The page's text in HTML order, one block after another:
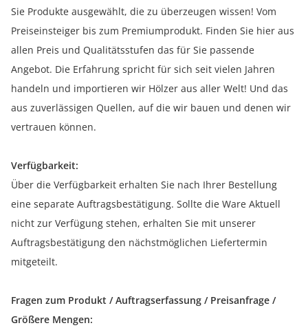
Sie Produkte ausgewählt, die zu überzeugen wissen! Vom
Preiseinsteiger bis zum Premiumprodukt. Finden Sie hier aus
allen Preis und Qualitätsstufen das für Sie passende
Angebot. Die Erfahrung spricht für sich seit vielen Jahren
handeln und importieren wir Hölzer aus aller Welt! Und das
aus zuverlässigen Quellen, auf die wir bauen und denen wir
vertrauen können.
Verfügbarkeit:
Über die Verfügbarkeit erhalten Sie nach Ihrer Bestellung
eine separate Auftragsbestätigung. Sollte die Ware Aktuell
nicht zur Verfügung stehen, erhalten Sie mit unserer
Auftragsbestätigung den nächstmöglichen Liefertermin
mitgeteilt.
Fragen zum Produkt / Auftragserfassung / Preisanfrage /
Größere Mengen: